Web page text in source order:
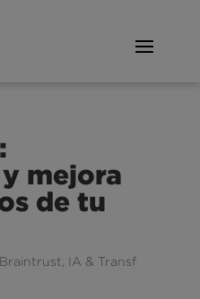
mejora
de tu
IA & Transf